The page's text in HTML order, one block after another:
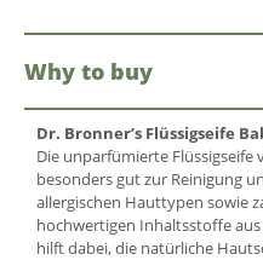
Why to buy
Dr. Bronner’s Flüssigseife
Die unparfümierte Flüssigseife
besonders gut zur Reinigung
allergischen Hauttypen sowie
hochwertigen Inhaltsstoffe
hilft dabei, die natürliche